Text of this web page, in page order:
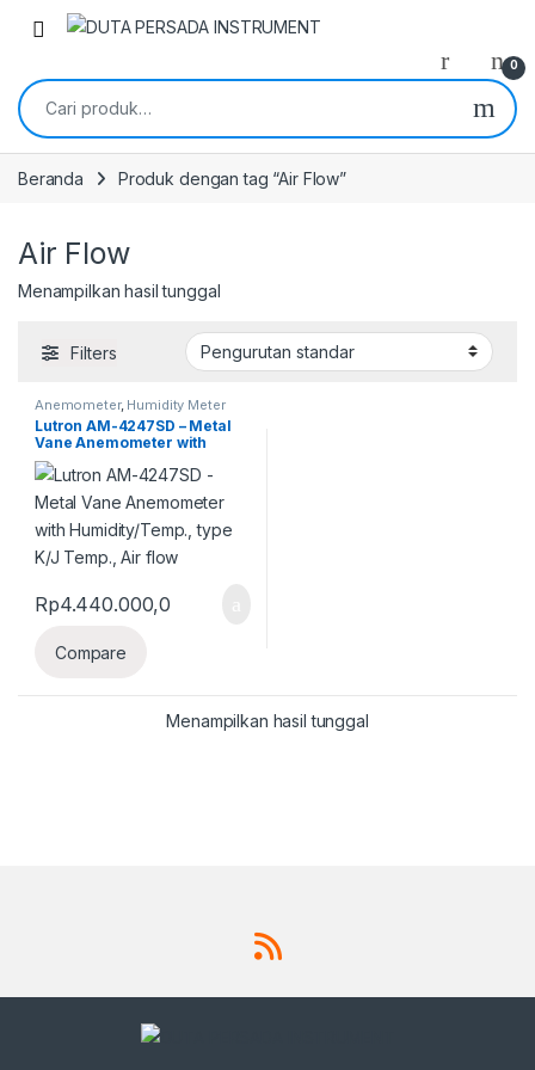
Skip to navigation
Skip to content
0
Pencarian untuk:
Beranda Produk dengan tag “Air Flow”
Air Flow
Menampilkan hasil tunggal
Filters
Anemometer, Humidity Meter
Lutron AM-4247SD – Metal
Vane Anemometer with
Humidity/Temp., type K/J
Temp., Air flow
Rp4.440.000,0
Compare
Menampilkan hasil tunggal